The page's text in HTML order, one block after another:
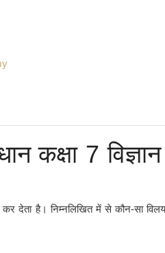
कक्षा 7
देता है। निम्नलिखित में से कौन-सा